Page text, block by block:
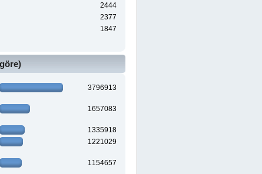
2444
2377
1847
3796913
1657083
1335918
1221029
1154657